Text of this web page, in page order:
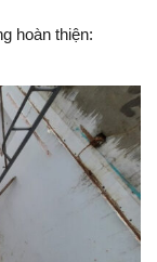
hoàn thiện: